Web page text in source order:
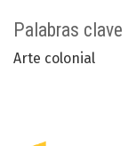
Palabras clave
Arte colonial